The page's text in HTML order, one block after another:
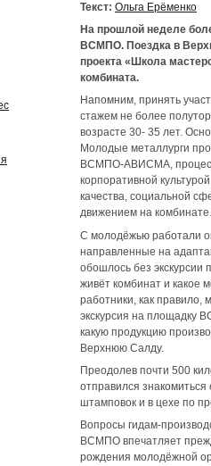
Текст: Ольга Ерёменко
На прошлой неделе
ВСМПО. Поездка в
проекта «Школа
комбината.
Напомним, принять
стажем не более
возрасте 30- 35 лет.
Молодые металлурги
ВСМПО-АВИСМА,
корпоративной
качества, социальной
движением на комбинате.
С молодёжью работали
направленные на
обошлось без
живёт комбинат и какое
работники, как правило,
экскурсия на площадку
какую продукцию
Верхнюю Салду.
Преодолев почти 500
отправился
штамповок и в цехе по
Вопросы гидам-
ВСМПО впечатляет
рождения молодёжной